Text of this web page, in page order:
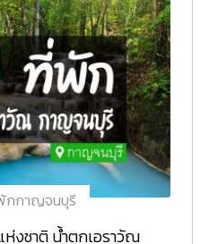
กกาญจนบุรี
งชาติ น้ำตกเอราวัณ